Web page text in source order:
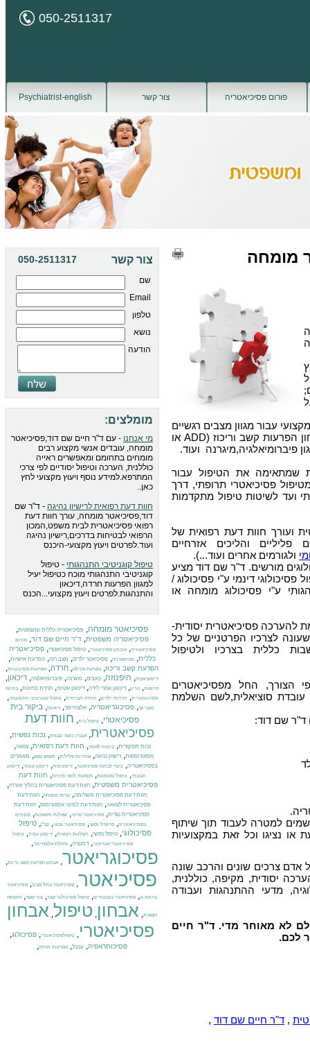
050-2511317
פורום פסיכיאטריה צור קשר Psychiatrist-english
מומחה
עבור מגוון מצבים רגשיים
, איבחון הפרעות קשב וריכוז (ADD או
שמתאימה את הטיפול עבור
פסיכיאטרי תרופתי, דרך
ועד לשיטות טיפול מתקדמות
ועורך חוות דעת רפואית של
והליכים אזרחיים
ולגורמים אחרים ועוד...).
מורשים. ד"ר שם דוד מציע
דינמי ע"י פסיכולוג /
ע"י פסיכולוג מומחה או
להערכה פסיכיאטרית יסודית-
לצרכיו הפרטניים של כל
כללית בצרכיו ולטיפול
הצורך, החל מפסיכיאטרים
עובדת סוציאלית,לשם השלמת
ד"ר שם דוד:
למטרה לעבוד תוך שיתוף
נציגו וכל זאת במקצועיות
צרכים שונים והרכב שונה
יסודית, מקיפה, כוללנית,
מדעי ההתנהגות ועבודה
לא מאוחר מדי. ד"ר חיים
לכם.
, ד"ר חיים שם דוד ,
050-2511317 צור קשר
שם
Email
טלפון
נושא
הודעה
מומלצים:
מי אנחנו - עם ד"ר חיים שם דוד,פסיכיאטר
מומחה, עובדים אנשי מקצוע רבים
מומחים בתחומם ומאפשרים ראייה
כוללנית, הערכה וטיפול יסודיים לפי צרכי
המתרפא.למידע נוסף ויעוץ מקצועי לחץ
כאן..
חוות דעת רפואית לרישיון נהיגה - ד"ר שם
דוד,פסיכיאטר מומחה, עורך חוות דעת
רפואי פסיכיאטרית לבית משפט,המכון
הרפואי לבטיחות בדרכים,רישיון נהיגה
ועוד.לפרטים ויעוץ מקצועי-היכנס
טיפול קוגניטיבי התנהגותי - טיפול
קוגניטיבי התנהגותי מוכח כטיפול יעיל
למגוון הפרעות חרדה,דיכאון
והתנהגות.לפרטים ויעוץ מקצועי...הכנס
פסיכיאטר מומחה, פסיכיאטריה כללית ומשפטית,
פסיכיאטריה משפטית, ד"ר חיים שם דוד, פורום
פסיכיאטריה,איבחון פסיכיאטרי,טיפול פסיכיאטרי,פסיכיאטריה
כללית, סכיזופרניה, פסיכיאטר ילדים, מצב רוח, הפרעת אישיות,
הפרעת קשב וריכוז, הפרעת אכילה, חרדה, הפרעות פסיכוטיות,
דיסוציאציה, היפנוזה, כאבים, מיגרנה, פיברומיאלגיה, דיכאון,
תרופות,הריון,דיכאון אחרי לידה,דיכאון אטיפי,חרדת בחינות,בחינה
פסיכומטרית, חרדות ילדים, חרדה חברתית,טיפול קוגניטיבי התנהגותי,
כאבי גב,פסיכוגריאטריה,אלצהיימר,דיאטה,ביקור בית
פסיכיאטרי, טיפול בית, חוות דעת
פסיכיאטרית, אובדן כושר עבודה, נכות נפשית,
נכות תפקודית,ביטוח לאומי, חוות דעת רפואית,צוואה,
אפוטרופסות, רישיון נהיגה, אחריות פלילית, תשוש נפש, מאמרים
בפסיכיאטריה,כיצד לבחור פסיכיאטר,דיסטימיה,דיכאון עונתי,דיכאון
תגובתי,טיפול באומנות,תופעות לוואי מיניות, חוות דעת
פסיכיאטרית משפטית,חוות דעת פסיכיאטרית בהליך אזרחי,
חוות דעת פסיכיאטרית משלימה, עדות מומחה, חוות דעת
פסיכיאטרית לצוואה,חוות דעת למינוי אפוטרופוס,חוות דעת
פסיכיאטרית נגדית,פסיכיאטר פרטי,שאלות ותשובות,מונחים
בפסיכיאטריה,פרופיל נפשי,פסיכיאטר צבאי,קב"ן,טיפול
פסיכולוגי, טיפול נפשי, רשלנות רפואית, דיכאון עמיד, טיפול
פסיכיאטרי אגרסיבי,דמנציה, מחלת אלצהיימר,
פסיכוגריאטר, אבחון הפרעת קשב וריכוז,
פסיכיאטר, פסיכיאטר בתל אביב, פסיכיאטר
ברמת גן, פסיכיאטר בגבעתיים, טיפול פסיכולוגי קצר, צור קשר, היפנוזה
רפואית, אבחון, טיפול, אבחון
פסיכיאטרי, טיפולפסיכיאטרי, פסיכולוג,
פסיכותראפיה, ענבל, הפרעות חרדה,